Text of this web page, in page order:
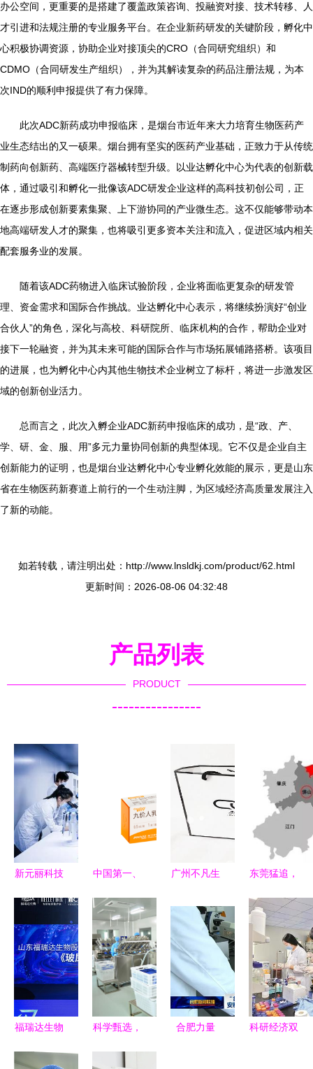
办公空间，更重要的是搭建了覆盖政策咨询、投融资对接、技术转移、人
才引进和法规注册的专业服务平台。在企业新药研发的关键阶段，孵化中
心积极协调资源，协助企业对接顶尖的CRO（合同研究组织）和
CDMO（合同研发生产组织），并为其解读复杂的药品注册法规，为本
次IND的顺利申报提供了有力保障。
此次ADC新药成功申报临床，是烟台市近年来大力培育生物医药产
业生态结出的又一硕果。烟台拥有坚实的医药产业基础，正致力于从传统
制药向创新药、高端医疗器械转型升级。以业达孵化中心为代表的创新载
体，通过吸引和孵化一批像该ADC研发企业这样的高科技初创公司，正
在逐步形成创新要素集聚、上下游协同的产业微生态。这不仅能够带动本
地高端研发人才的聚集，也将吸引更多资本关注和流入，促进区域内相关
配套服务业的发展。
随着该ADC药物进入临床试验阶段，企业将面临更复杂的研发管
理、资金需求和国际合作挑战。业达孵化中心表示，将继续扮演好“创业
合伙人”的角色，深化与高校、科研院所、临床机构的合作，帮助企业对
接下一轮融资，并为其未来可能的国际合作与市场拓展铺路搭桥。该项目
的进展，也为孵化中心内其他生物技术企业树立了标杆，将进一步激发区
域的创新创业活力。
总而言之，此次入孵企业ADC新药申报临床的成功，是“政、产、
学、研、金、服、用”多元力量协同创新的典型体现。它不仅是企业自主
创新能力的证明，也是烟台业达孵化中心专业孵化效能的展示，更是山东
省在生物医药新赛道上前行的一个生动注脚，为区域经济高质量发展注入
了新的动能。
如若转载，请注明出处：http://www.lnsldkj.com/product/62.html
更新时间：2026-08-06 04:32:48
产品列表
PRODUCT
----------------
新元丽科技
生物技术研
发驱动健康
产业新未来
中国第一、
国产九价
HPV疫苗获
批上市，彰
显生物技术
研发实力
广州不凡生
生物技术研
发为核心，
引领日化行
业创新浪潮
东莞猛追，
“广东第三
城”争夺白
热化，生物
技术研发成
关键战场
福瑞达生物
科学甄选，
合肥力量
科研经济双